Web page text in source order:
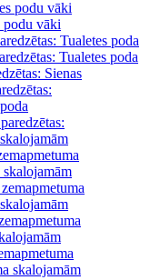
podu vāki
podu vāki
Tualetes poda
Tualetes poda
Sienas
skalojamām
skalojamām